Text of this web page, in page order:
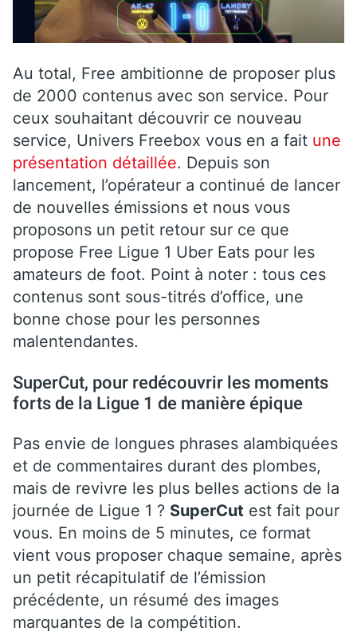
Au total, Free ambitionne de proposer plus
de 2000 contenus avec son service. Pour
ceux souhaitant découvrir ce nouveau
service, Univers Freebox vous en a fait une
présentation détaillée. Depuis son
lancement, l’opérateur a continué de lancer
de nouvelles émissions et nous vous
proposons un petit retour sur ce que
propose Free Ligue 1 Uber Eats pour les
amateurs de foot. Point à noter : tous ces
contenus sont sous-titrés d’office, une
bonne chose pour les personnes
malentendantes.
SuperCut, pour redécouvrir les moments
forts de la Ligue 1 de manière épique
Pas envie de longues phrases alambiquées
et de commentaires durant des plombes,
mais de revivre les plus belles actions de la
journée de Ligue 1 ? SuperCut est fait pour
vous. En moins de 5 minutes, ce format
vient vous proposer chaque semaine, après
un petit récapitulatif de l’émission
précédente, un résumé des images
marquantes de la compétition.